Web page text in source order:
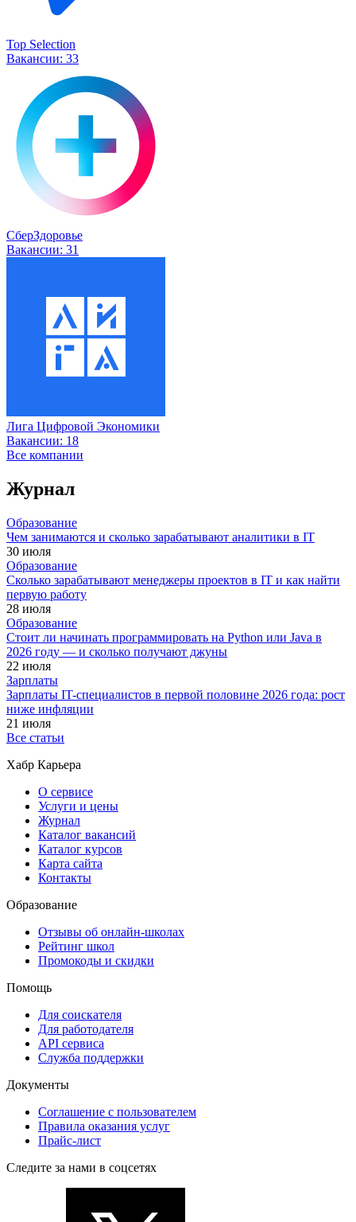
Top Selection
Вакансии: 33
СберЗдоровье
Вакансии: 31
Лига Цифровой Экономики
Вакансии: 18
Все компании
Журнал
Образование
Чем занимаются и сколько зарабатывают аналитики в IT
30 июля
Образование
Сколько зарабатывают менеджеры проектов в IT и как найти
первую работу
28 июля
Образование
Стоит ли начинать программировать на Python или Java в
2026 году — и сколько получают джуны
22 июля
Зарплаты
Зарплаты IT-специалистов в первой половине 2026 года: рост
ниже инфляции
21 июля
Все статьи
Хабр Карьера
О сервисе
Услуги и цены
Журнал
Каталог вакансий
Каталог курсов
Карта сайта
Контакты
Образование
Отзывы об онлайн-школах
Рейтинг школ
Промокоды и скидки
Помощь
Для соискателя
Для работодателя
API сервиса
Служба поддержки
Документы
Соглашение с пользователем
Правила оказания услуг
Прайс-лист
Следите за нами в соцсетях